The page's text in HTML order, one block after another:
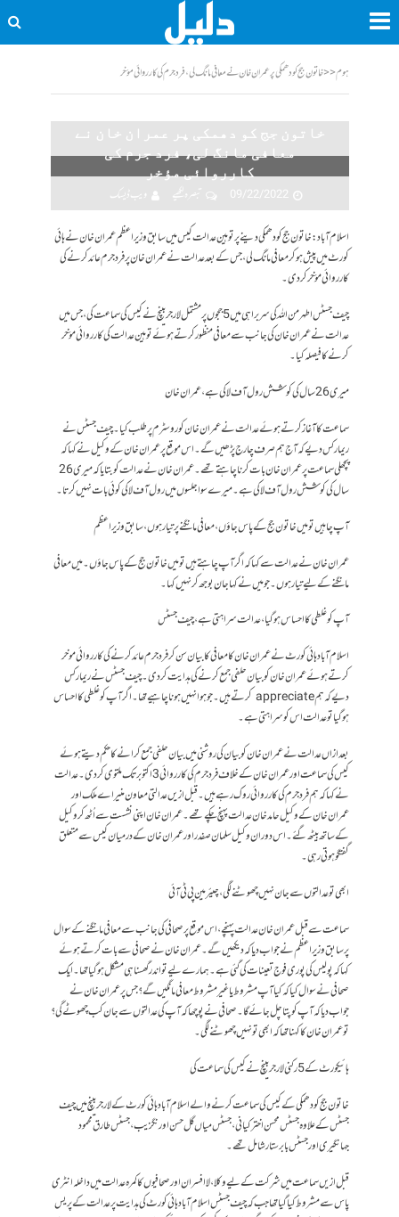
ہوم<<خاتون جج کو دھمکی پر عمران خان نے معافی مانگ لی، فرد جرم کی کارروائی مؤخر
خاتون جج کو دھمکی پر عمران خان نے
معافی مانگ لی، فرد جرم کی
کارروائی مؤخر
09/22/2022
تبصرہ لکھیے ویب ڈیسک
اسلام آباد: خاتون جج کو دھمکی دینے پر توہین عدالت کیس میں سابق وزیراعظم عمران خان نے ہائی
کورٹ میں پیش ہوکر معافی مانگ لی، جس کے بعد عدالت نے عمران خان پر فرد جرم عائد کرنے کی
کارروائی مؤخر کردی۔
چیف جسٹس اطہر من اللہ کی سربراہی میں 5 ججوں پر مشتمل لارجر بینچ نے کیس کی سماعت کی، جس میں
عدالت نے عمران خان کی جانب سے معافی منظور کرتے ہوئے توہین عدالت کی کارروائی مؤخر
کرنے کا فیصلہ کیا۔
میری 26 سال کی کوشش رول آف لا کی ہے، عمران خان
سماعت کا آغاز کرتے ہوئے عدالت نے عمران خان کو روسٹرم پر طلب کیا۔ چیف جسٹس نے
ریمارکس دیے کہ آج ہم صرف چارج پڑھیں گے۔ اس موقع پر عمران خان کے وکیل نے کہا کہ
پچھلی سماعت پر عمران خان بات کرنا چاہتے تھے۔ عمران خان نے عدالت کو بتایا کہ میری 26
سال کی کوشش رول آف لا کی ہے۔ میرے سوا جلسوں میں رول آف لا کی کوئی بات نہیں کرتا ۔
آپ چاہیں تو میں خاتون جج کے پاس جاؤں، معافی مانگنے پر تیار ہوں، سابق وزیراعظم
عمران خان نے عدالت سے کہا کہ اگر آپ چاہتے ہیں تو میں خاتون جج کے پاس جاؤں ۔ میں معافی
مانگنے کے لیے تیار ہوں ۔جو میں نے کہا جان بوجھ کر نہیں کہا ۔
آپ کو غلطی کا احساس ہوگیا، عدالت سراہتی ہے، چیف جسٹس
اسلام آباد ہائی کورٹ نے عمران خان کا معافی کا بیان سن کر فرد جرم عائد کرنے کی کارروائی موخر
کرتے ہوئے عمران خان کو بیان حلفی جمع کرنے کی ہدایت کردی۔ چیف جسٹس نے ریمارکس
دیے کہ ہم appreciate کرتے ہیں۔ جو ہوا نہیں ہونا چاہیے تھا۔ اگر آپ کو غلطی کا احساس
ہوگیا تو عدالت اس کو سراہتی ہے۔
بعد ازاں عدالت نے عمران خان کو بیان کی روشنی میں بیان حلفی جمع کرانے کا حکم دیتے ہوئے
کیس کی سماعت اور عمران خان کے خلاف فرد جرم کی کارروائی 3 اکتوبر تک ملتوی کردی۔ عدالت
نے کہا کہ ہم فر دجرم کی کارروائی روک رہے ہیں۔ قبل ازیں عدالتی معاون منیر اے ملک اور
عمران خان کے وکیل حامد خان عدالت پہنچ چکے تھے۔عمران خان اپنی نشست سے اُٹھ کر وکیل
کے ساتھ بیٹھ گئے ۔ اس دوران وکیل سلمان صفدر اور عمران خان کے درمیان کیس سے متعلق
گفتگو ہوتی رہی۔
ابھی تو عدالتوں سے جان نہیں چھوٹنے لگی، چیئرمین پی ٹی آئی
سماعت سے قبل عمران خان عدالت پہنچے، اس موقع پر صحافی کی جانب سے معافی مانگنے کے سوال
پر سابق وزیراعظم نے جواب دیا کہ دیکھیں گے۔ عمران خان نے صحافی سے بات کرتے ہوئے
کہا کہ پولیس کی پوری فوج تعینات کی گئی ہے۔ ہمارے لیے تو اندر گھسنا ہی مشکل ہوگیا تھا۔ایک
صحافی نے سوال کیا کہ کیا آپ مشروط یا غیر مشروط معافی مانگیں گے؟ جس پر عمران خان نے
جواب دیا کہ آپ کو پتا چل جائے گا۔ صحافی نے پوچھا کہ آپ کی عدالتوں سے جان کب چھوٹے گی؟
تو عمران خان کا کہنا تھا کہ ابھی تو نہیں چھوٹنے لگی۔
ہائیکورٹ کے 5 رکنی لارجر بینچ نے کیس کی سماعت کی
خاتون جج کو دھمکی کے کیس کی سماعت کرنے والے اسلام آباد ہائی کورٹ کے لارجر بینچ میں چیف
جسٹس کے علاوہ جسٹس محسن اختر کیانی ، جسٹس میاں گل حسن اورنگزیب، جسٹس طارق محمود
جہانگیری اور جسٹس بابر ستار شامل تھے۔
قبل ازیں سماعت میں شرکت کے لیے وکلا ، لا افسران اور صحافیوں کا کمرہ عدالت میں داخلہ انٹری
پاس سے مشروط کیا گیا تھا جب کہ چیف جسٹس اسلام آباد ہائی کورٹ کی ہدایت پر عدالت کے پریس